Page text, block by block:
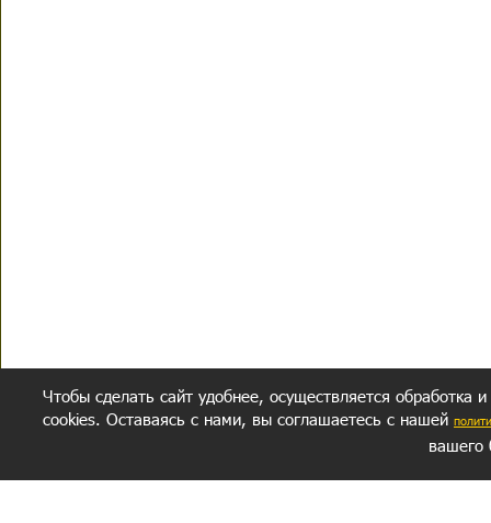
Чтобы сделать сайт удобнее, осуществляется обработка
cookies. Оставаясь с нами, вы соглашаетесь с нашей
вашего